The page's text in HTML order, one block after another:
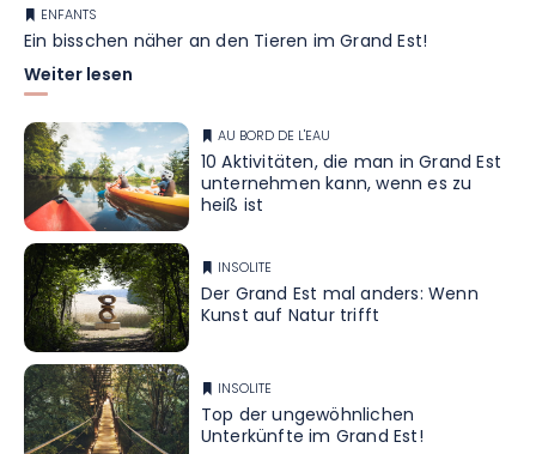
ENFANTS
Ein bisschen näher an den Tieren im Grand Est!
Weiter lesen
AU BORD DE L'EAU
10 Aktivitäten, die man in Grand Est
unternehmen kann, wenn es zu
heiß ist
INSOLITE
Der Grand Est mal anders: Wenn
Kunst auf Natur trifft
INSOLITE
Top der ungewöhnlichen
Unterkünfte im Grand Est!